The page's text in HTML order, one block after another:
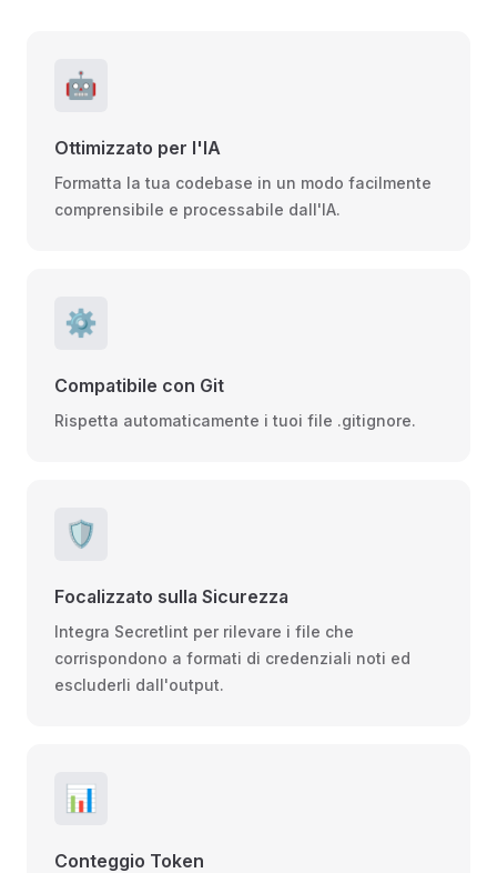
🤖
Ottimizzato per l'IA
Formatta la tua codebase in un modo facilmente
comprensibile e processabile dall'IA.
⚙️
Compatibile con Git
Rispetta automaticamente i tuoi file .gitignore.
🛡️
Focalizzato sulla Sicurezza
Integra Secretlint per rilevare i file che
corrispondono a formati di credenziali noti ed
escluderli dall'output.
📊
Conteggio Token